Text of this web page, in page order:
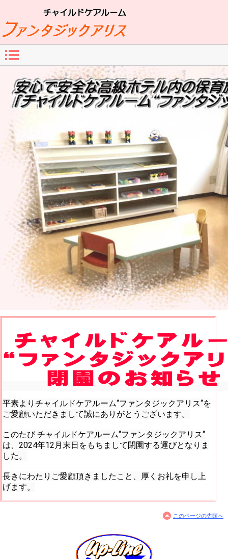
平素よりチャイルドケアルーム“ファンタジックアリス“を
ご愛顧いただきまして誠にありがとうございます。
このたび チャイルドケアルーム“ファンタジックアリス“
は、2024年12月末日をもちまして閉園する運びとなりま
した。
長きにわたりご愛顧頂きましたこと、厚くお礼を申し上
げます。
このページの先頭へ